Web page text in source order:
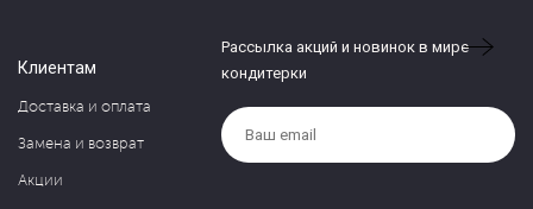
Клиентам
Доставка и оплата
Замена и возврат
Акции
Рассылка акций и новинок в мире
кондитерки